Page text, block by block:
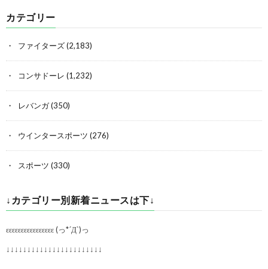
カテゴリー
ファイターズ(2,183)
コンサドーレ (1,232)
レバンガ(350)
ウインタースポーツ (276)
スポーツ (330)
↓カテゴリー別新着ニュースは下↓
εεεεεεεεεεεεεεεε (っ*´Д`)っ
↓↓↓↓↓↓↓↓↓↓↓↓↓↓↓↓↓↓↓↓↓↓↓